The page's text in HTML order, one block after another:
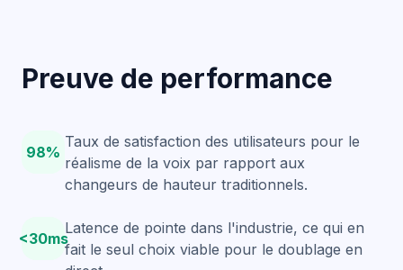
Preuve de performance
98%
Taux de satisfaction des utilisateurs pour le
réalisme de la voix par rapport aux
changeurs de hauteur traditionnels.
<30ms
Latence de pointe dans l'industrie, ce qui en
fait le seul choix viable pour le doublage en